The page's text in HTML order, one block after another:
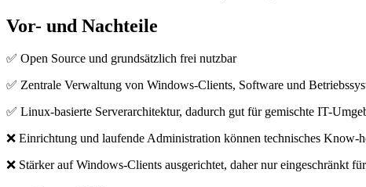
Vor- und Nachteile
✅ Open Source und grundsätzlich frei nutzbar
✅ Zentrale Verwaltung von Windows-Clients, Software und
✅ Linux-basierte Serverarchitektur, dadurch gut für gemischte IT-
❌ Einrichtung und laufende Administration können technisches Know-
❌ Stärker auf Windows-Clients ausgerichtet, daher nur eingeschränkt